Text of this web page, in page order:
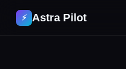
⚡ Astra Pilot